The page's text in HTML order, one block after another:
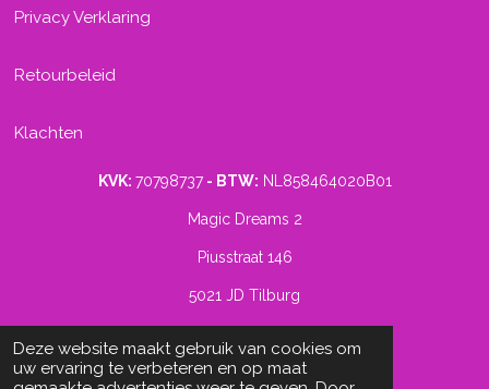
Deze website maakt gebruik van cookies om
uw ervaring te verbeteren en op maat
Privacy Verklaring
Retourbeleid
Klachten
KVK: 70798737- BTW: NL858464020B01
Magic Dreams 2
Piusstraat 146
5021 JD Tilburg
© 2025 - 2026 Magic Dreams
Powered by JouwWeb